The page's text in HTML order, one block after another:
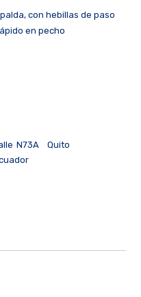
con hebillas de paso
en pecho
N73A
Quito